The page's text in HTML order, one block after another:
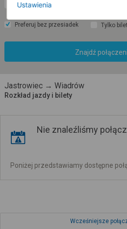
Preferuj bez przesiadek Tylko
Znajdź
Jastrowiec → Wiadrów
Rozkład jazdy i bilety
Nie znaleźliśmy
Poniżej przedstawiamy dostępne
Wcześniejsze
Ustawienia